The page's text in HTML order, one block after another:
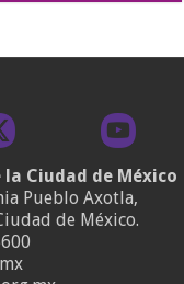
Ciudad de México
Pueblo Axotla,
de México.